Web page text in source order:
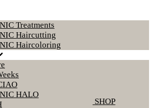
SHOP
Treatments
Haircutting
Haircoloring
HALO